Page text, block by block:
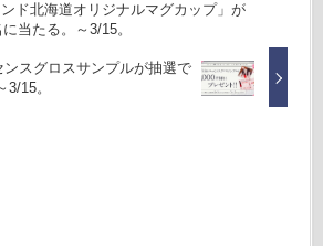
ド北海道オリジナルマグカップ」が
当たる。～3/15。
スグロスサンプルが抽選で
15。